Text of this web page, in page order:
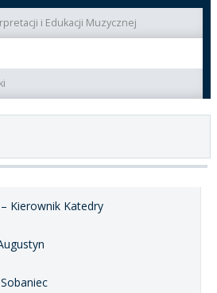
i Edukacji Muzycznej
Kierownik Katedry